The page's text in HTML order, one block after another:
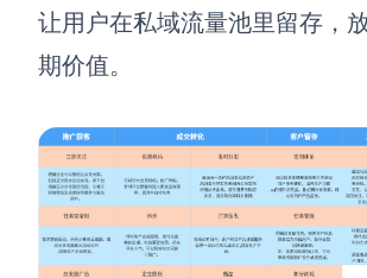
让用户在私域流量池里留存，
期价值。